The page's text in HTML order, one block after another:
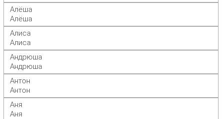
Алёша
Алёша
Алиса
Алиса
Андрюша
Андрюша
Антон
Антон
Аня
Аня